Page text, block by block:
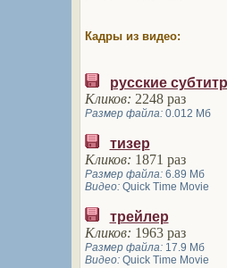
Кадры из видео:
русские
Кликов: 2248 раз
Размер файла:0.012 Мб
тизер
Кликов: 1871 раз
Размер файла:6.89 Мб
Видео:Quick Time Movie
трейлер
Кликов: 1963 раз
Размер файла:17.9 Мб
Видео:Quick Time Movie